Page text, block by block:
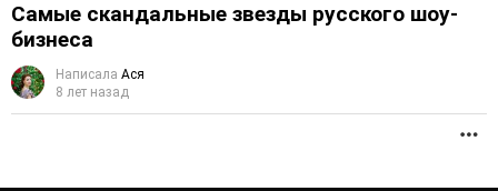
Самые скандальные звезды русского шоу-
бизнеса
Написала Ася
8 лет назад